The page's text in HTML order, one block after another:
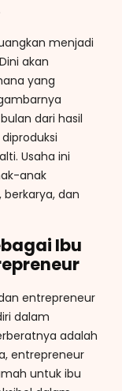
menjadi
akan
yang
dari hasil
Usaha ini
anak
dan
Ibu
entrepreneur
dalam
adalah
entrepreneur
untuk ibu